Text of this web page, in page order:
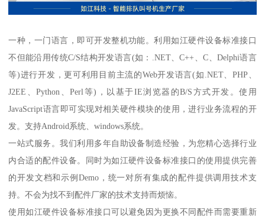
一种，一门语言，即可开发整机功能。利用如江硬件设备标准接口
不但能沿用传统C/S结构开发语言(如：.NET、C++、C、Delphi语言
等)进行开发，更可利用目前主流的Web开发语言(如.NET、PHP、
J2EE、Python、Perl等)，以基于IE浏览器的B/S方式开发。使用
JavaScript语言即可实现对相关硬件模块的使用，进行业务流程的开
发。支持Android系统、windows系统。
一站式服务。我们利用多年自助设备制造经验，为您精心选择行业
内合适的配件设备。同时为如江硬件设备标准接口的使用提供完善
的开发文档和示例Demo，统一对所有集成的配件提供调用技术支
持。不会为找不到配件厂家的技术支持而烦恼。
使用如江硬件设备标准接口可以避免因为更换不同配件而需要重新